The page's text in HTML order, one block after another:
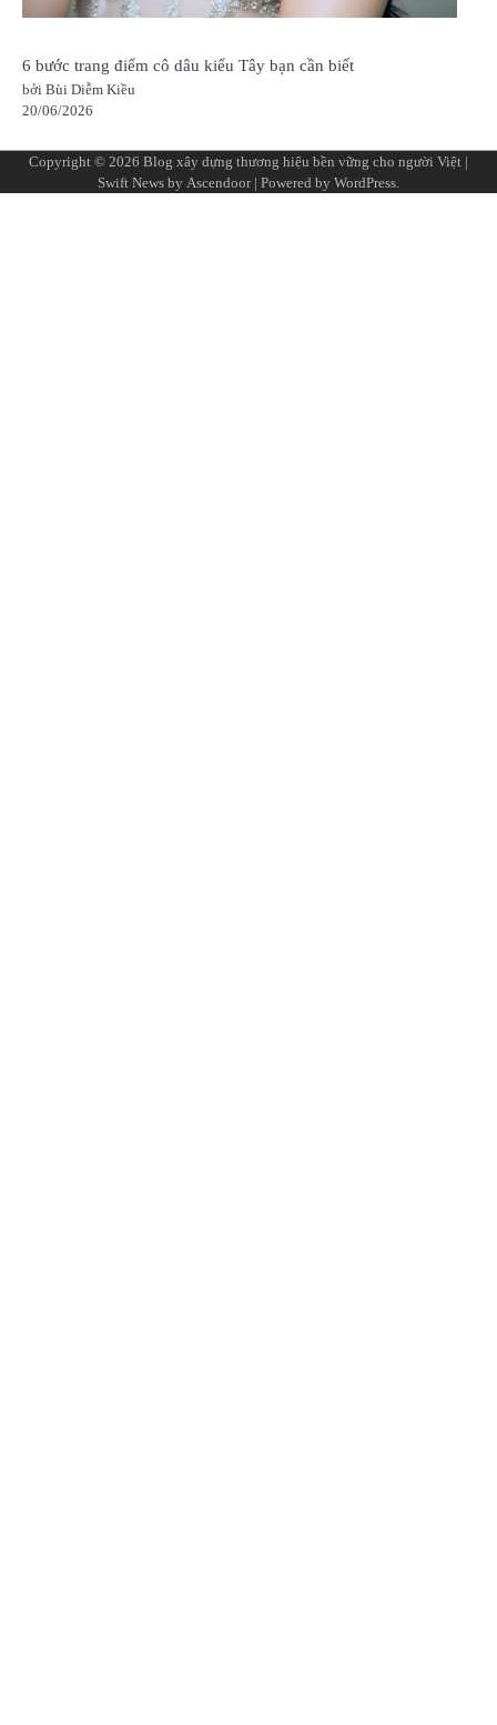
6 bước trang điểm cô dâu kiểu Tây bạn cần biết
bởi Bùi Diễm Kiều
20/06/2026
Copyright © 2026 Blog xây dựng thương hiệu bền vững cho người Việt |
Swift News by Ascendoor| Powered by WordPress